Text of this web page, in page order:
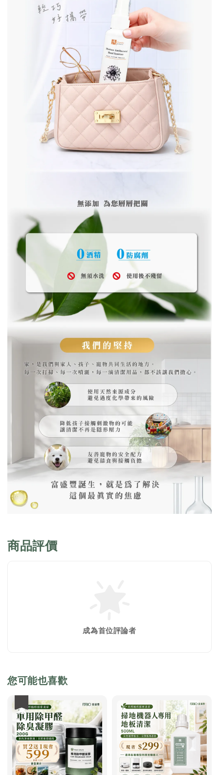
商品評價
成為首位評論者
您可能也喜歡